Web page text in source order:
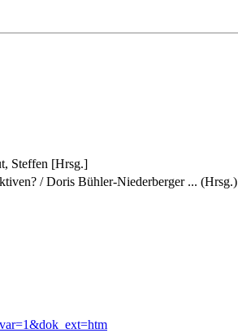
Steffen [Hrsg.]
/ Doris Bühler-Niederberger ... (Hrsg.)